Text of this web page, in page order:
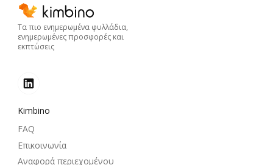
Τα πιο ενημερωμένα φυλλάδια,
ενημερωμένες προσφορές και
εκπτώσεις
Kimbino
FAQ
Επικοινωνία
Αναφορά περιεχομένου